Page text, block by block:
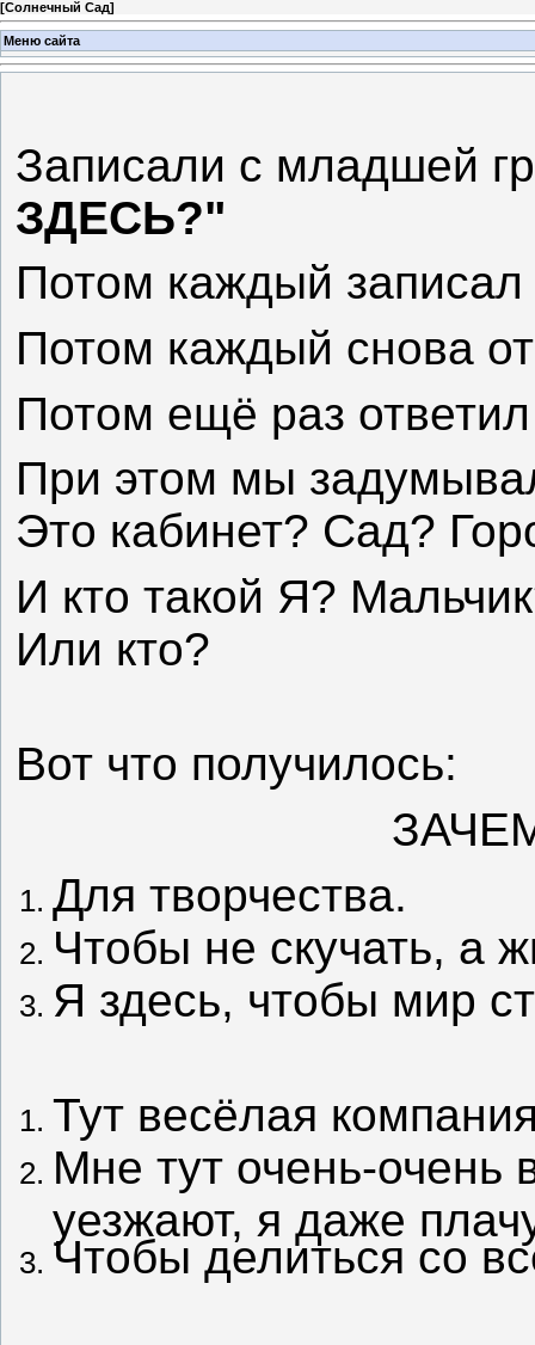
[Солнечный Сад]
Меню сайта
Записали с младшей
ЗДЕСЬ?"
Потом каждый записал
Потом каждый снова
Потом ещё раз
При этом мы
Это кабинет? Сад?
И кто такой Я?
Или кто?
Вот что получилось:
Для творчества.
Чтобы не скучать, а
Я здесь, чтобы мир
Тут весёлая
Мне тут очень-очень
уезжают, я даже
Чтобы делиться со